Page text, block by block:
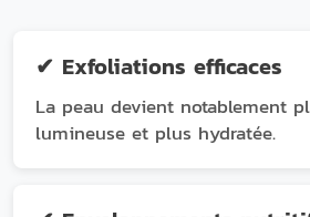
✔ Exfoliations efficaces
La peau devient notablement
lumineuse et plus hydratée.